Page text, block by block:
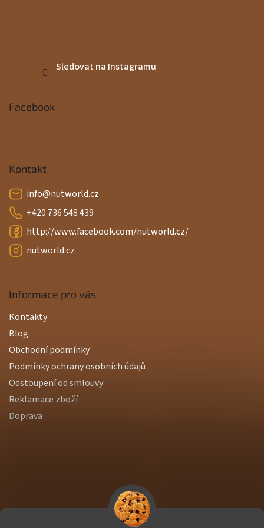
Sledovat na Instagramu
Facebook
Kontakt
info@nutworld.cz
+420 736 548 439
http://www.facebook.com/nutworld.cz/
nutworld.cz
Informace pro vás
Kontakty
Blog
Obchodní podmínky
Podmínky ochrany osobních údajů
Odstoupení od smlouvy
Reklamace zboží
Doprava